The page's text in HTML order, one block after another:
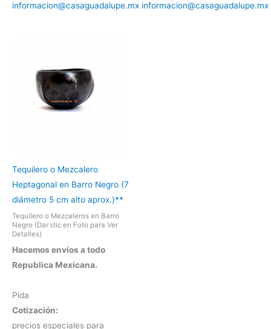
informacion@casaguadalupe.mx informacion@casaguadalupe.mx
Tequilero o Mezcalero
Heptagonal en Barro Negro (7
diámetro 5 cm alto aprox.)**
Tequilero o Mezcaleros en Barro
Negro (Dar clic en Foto para Ver
Detalles)
Hacemos envíos a todo
Republica Mexicana.
Pida
Cotización:
precios especiales para